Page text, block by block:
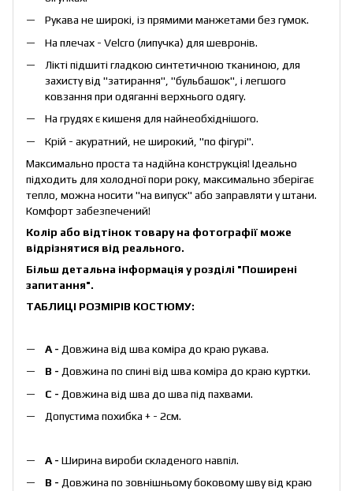
Рукава не широкі, із прямими манжетами без гумок.
На плечах - Velcro (липучка) для шевронів.
Лікті підшиті гладкою синтетичною тканиною, для
захисту від "затирання", "бульбашок", і легшого
ковзання при одяганні верхнього одягу.
На грудях є кишеня для найнеобхіднішого.
Крій - акуратний, не широкий, "по фігурі".
Максимально проста та надійна конструкція! Ідеально
підходить для холодної пори року, максимально зберігає
тепло, можна носити "на випуск" або заправляти у штани.
Комфорт забезпечений!
Колір або відтінок товару на фотографії може
відрізнятися від реального.
Більш детальна інформація у розділі "Поширені
запитання".
ТАБЛИЦІ РОЗМІРІВ КОСТЮМУ:
А - Довжина від шва коміра до краю рукава.
B - Довжина по спині від шва коміра до краю куртки.
C - Довжина від шва до шва під пахвами.
Допустима похибка + - 2см.
А - Ширина вироби складеного навпіл.
B - Довжина по зовнішньому боковому шву від краю